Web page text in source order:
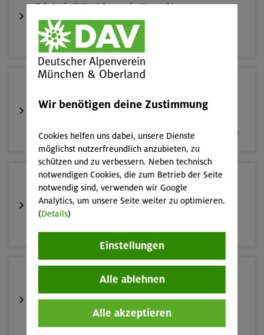
Fahrtechnik II - Advanced - Kompakt
München
Fahrtechnik II - Advanced
München und Umgebung (inkl. bayer. Voralpenraum)
10.-13.09.26
Alpinklettertraining
Wir benötigen deine Zustimmung
Cookies helfen uns dabei, unsere Dienste
möglichst nutzerfreundlich anzubieten, zu
schützen und zu verbessern. Neben technisch
notwendigen Cookies, die zum Betrieb der Seite
notwendig sind, verwenden wir Google
Analytics, um unsere Seite weiter zu optimieren.
(Details)
Einstellungen
Alle ablehnen
Alle akzeptieren